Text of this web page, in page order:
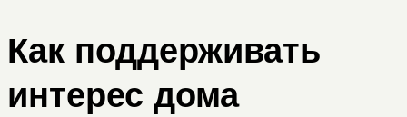
Как поддерживать
интерес дома